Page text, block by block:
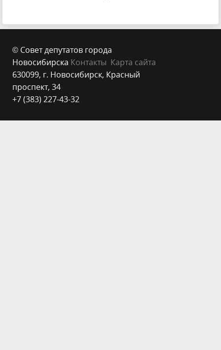
© Совет депутатов города
Новосибирска Контакты Карта сайта
630099, г. Новосибирск, Красный
проспект, 34
+7 (383) 227-43-32